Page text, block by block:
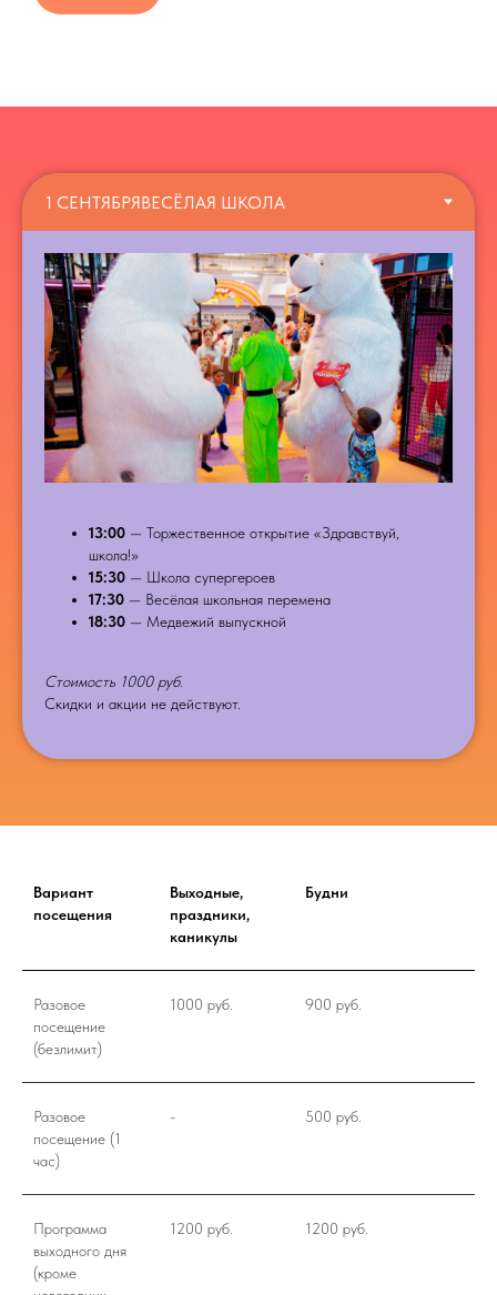
13:00 — Торжественное открытие «Здравствуй,
школа!»
15:30 — Школа супергероев
17:30 — Весёлая школьная перемена
18:30 — Медвежий выпускной
Стоимость 1000 руб.
Скидки и акции не действуют.
Вариант
посещения
Выходные,
праздники,
каникулы
Будни
Разовое
посещение
(безлимит)
1000 руб. 900 руб.
Разовое
посещение (1
час)
- 500 руб.
Программа
выходного дня
(кроме
1200 руб. 1200 руб.